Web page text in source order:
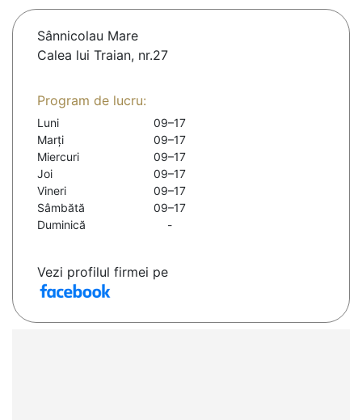
Sânnicolau Mare
Calea lui Traian, nr.27
Program de lucru:
Luni
09–17
Marți
09–17
Miercuri
09–17
Joi
09–17
Vineri
09–17
Sâmbătă
09–17
Duminică
-
Vezi profilul firmei pe